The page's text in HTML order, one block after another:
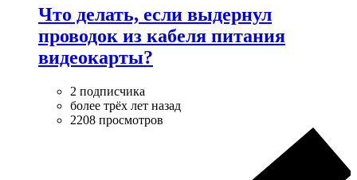
Что делать, если выдернул
проводок из кабеля питания
видеокарты?
2 подписчика
более трёх лет назад
2208 просмотров